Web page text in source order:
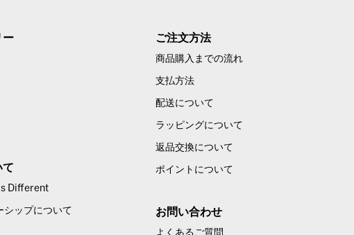
ー
て
Different
シップについて
ご注文方法
商品購入までの流れ
支払方法
配送について
ラッピングについて
返品交換について
ポイントについて
お問い合わせ
よくあるご質問